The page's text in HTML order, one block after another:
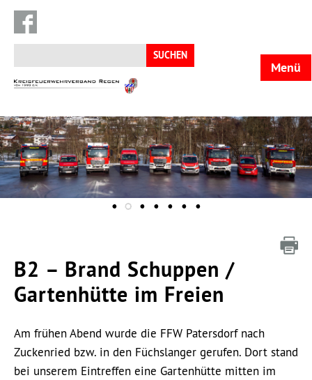
Suchen
nach:
KFV
Menü
B2 – Brand Schuppen /
Gartenhütte im Freien
Am frühen Abend wurde die FFW Patersdorf nach
Zuckenried bzw. in den Füchslanger gerufen. Dort stand
bei unserem Eintreffen eine Gartenhütte mitten im